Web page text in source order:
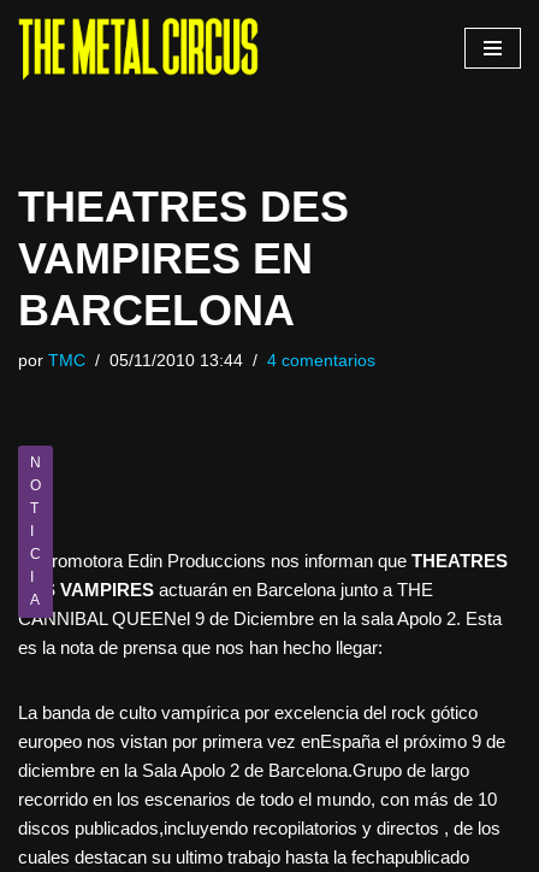
Saltar
THEATRES DES
VAMPIRES EN
BARCELONA
por TMC 05/11/2010 13:44 4 comentarios
N
O
T
I
C
I
A
La promotora Edin Produccions nos informan que THEATRES
DES VAMPIRES actuarán en Barcelona junto a THE
CANNIBAL QUEENel 9 de Diciembre en la sala Apolo 2. Esta
es la nota de prensa que nos han hecho llegar:
La banda de culto vampírica por excelencia del rock gótico
europeo nos vistan por primera vez enEspaña el próximo 9 de
diciembre en la Sala Apolo 2 de Barcelona.Grupo de largo
recorrido en los escenarios de todo el mundo, con más de 10
discos publicados,incluyendo recopilatorios y directos , de los
cuales destacan su ultimo trabajo hasta la fechapublicado